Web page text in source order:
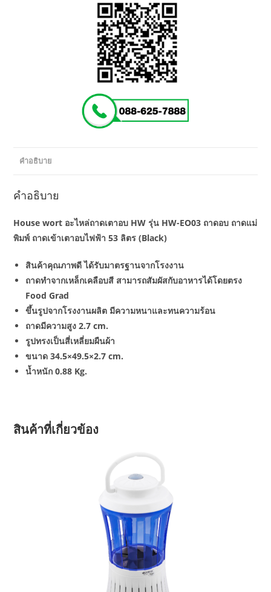
คำอธิบาย
คำอธิบาย
House wort อะไหล่ถาดเตาอบ HW รุ่น HW-EO03 ถาดอบ ถาดแม่
พิมพ์ ถาดเข้าเตาอบไฟฟ้า 53 ลิตร (Black)
สินค้าคุณภาพดี ได้รับมาตรฐานจากโรงงาน
ถาดทำจากเหล็กเคลือบสี สามารถสัมผัสกับอาหารได้โดยตรง
Food Grad
ขึ้นรูปจากโรงงานผลิต มีความหนาและทนความร้อน
ถาดมีความสูง 2.7 cm.
รูปทรงเป็นสี่เหลี่ยมผืนผ้า
ขนาด 34.5×49.5×2.7 cm.
น้ำหนัก 0.88 Kg.
สินค้าที่เกี่ยวข้อง